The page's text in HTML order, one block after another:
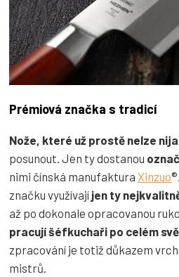
Prémiová značka s tradicí
Nože, které už prostě nelze
posunout. Jen ty dostanou
nimi čínská manufaktura Xinzuo
značku využívají jen ty
až po dokonale opracovanou
pracují šéfkuchaři po celém
zpracování je totiž důkazem
mistrů.